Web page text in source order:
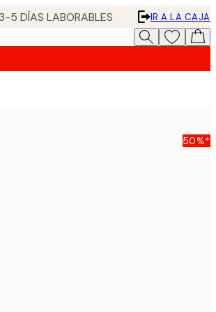
5 DÍAS LABORABLES
IR A LA CAJA
50%*